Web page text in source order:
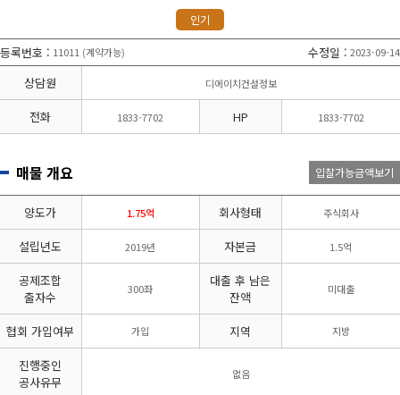
토목건축
공사업
경설비공
조경공사
비계공사업
비공사업
철도·궤도공
사업
철강구조물공
붕
건축물조립공
사업
나무병원
석면해제
산림사업법
인
에너지절
약전문기
업
엔지니어링
사업자
전문관리
설계시공업
문기관/
안전점검전
문기관
지하수개발
담
하
기
인기
등록번호 : 11011 (계약가능) 수정일 : 2023-09-14
상담원 디에이치건설정보
전화 1833-7702 HP 1833-7702
매물 개요 입찰가능금액보기
양도가 1.75억 회사형태 주식회사
설립년도 2019년 자본금 1.5억
공제조합
출자수
300좌
대출 후 남은
잔액
미대출
협회 가입여부 가입 지역 지방
진행중인
공사유무
없음